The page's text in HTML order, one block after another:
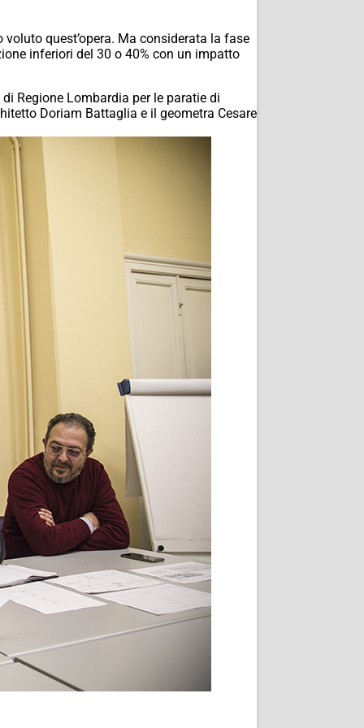
quest’opera. Ma considerata la fase
inferiori del 30 o 40% con un impatto
Regione Lombardia per le paratie di
Doriam Battaglia e il geometra Cesare